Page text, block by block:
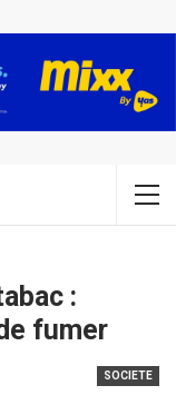
:
fumer
SOCIETE